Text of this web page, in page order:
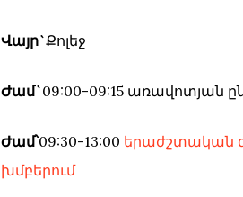
Վայր`Քոլեջ
Ժամ`09:00-09:15 առավոտյան
Ժամ՝09:30-13:00 երաժշտական
խմբերում